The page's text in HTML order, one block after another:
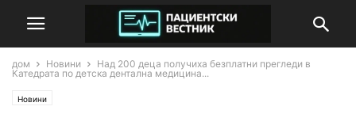
дом Новини
Над 200 деца получиха безплатни прегледи в
Катедрата по детска дентална медицина...
Новини